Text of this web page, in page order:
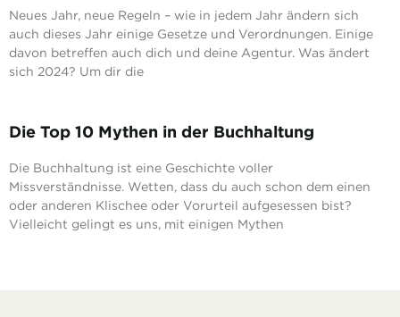
Neues Jahr, neue Regeln – wie in jedem Jahr ändern sich
auch dieses Jahr einige Gesetze und Verordnungen. Einige
davon betreffen auch dich und deine Agentur. Was ändert
sich 2024? Um dir die
Die Top 10 Mythen in der Buchhaltung
Die Buchhaltung ist eine Geschichte voller
Missverständnisse. Wetten, dass du auch schon dem einen
oder anderen Klischee oder Vorurteil aufgesessen bist?
Vielleicht gelingt es uns, mit einigen Mythen